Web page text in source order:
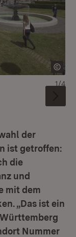
2 3
1/4
der
ist getroffen:
die
und
mit dem
„Das ist ein
Nummer